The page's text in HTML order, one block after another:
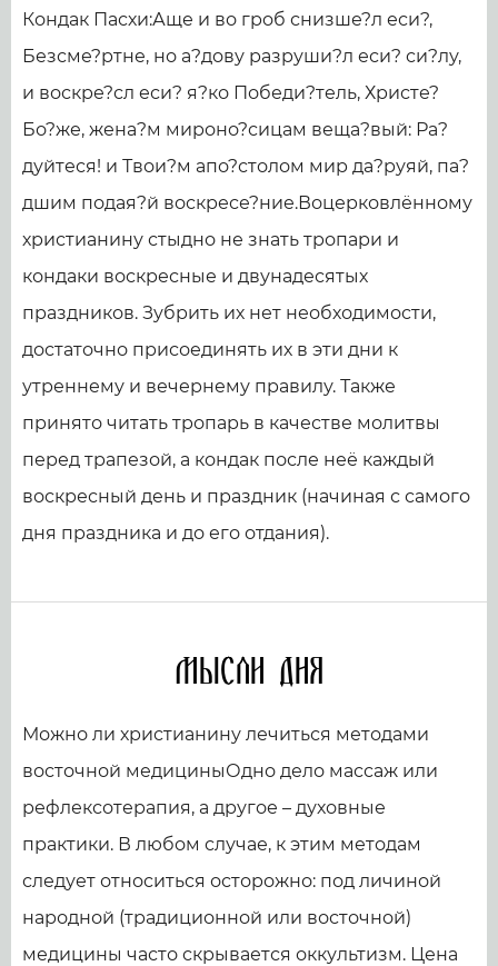
Кондак Пасхи:Аще и во гроб снизше?л еси?,
Безсме?ртне, но а?дову разруши?л еси? си?лу,
и воскре?сл еси? я?ко Победи?тель, Христе?
Бо?же, жена?м мироно?сицам веща?вый: Ра?
дуйтеся! и Твои?м апо?столом мир да?руяй, па?
дшим подая?й воскресе?ние.Воцерковлённому
христианину стыдно не знать тропари и
кондаки воскресные и двунадесятых
праздников. Зубрить их нет необходимости,
достаточно присоединять их в эти дни к
утреннему и вечернему правилу. Также
принято читать тропарь в качестве молитвы
перед трапезой, а кондак после неё каждый
воскресный день и праздник (начиная с самого
дня праздника и до его отдания).
Мысли дня
Можно ли христианину лечиться методами
восточной медициныОдно дело массаж или
рефлексотерапия, а другое – духовные
практики. В любом случае, к этим методам
следует относиться осторожно: под личиной
народной (традиционной или восточной)
медицины часто скрывается оккультизм. Цена